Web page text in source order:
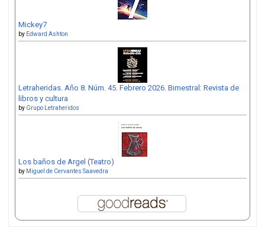
Mickey7
by Edward Ashton
Letraheridas. Año 8. Núm. 45. Febrero 2026. Bimestral: Revista de
libros y cultura
by Grupo Letraheridos
Los baños de Argel (Teatro)
by Miguel de Cervantes Saavedra